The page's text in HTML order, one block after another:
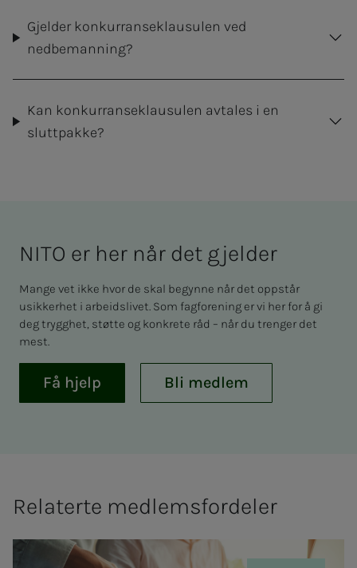
Gjelder konkurranseklausulen ved
nedbemanning?
Kan konkurranseklausulen avtales i en
sluttpakke?
NITO er her når det gjel­­­der
Mange vet ikke hvor de skal begynne når det oppstår
usikkerhet i arbeidslivet. Som fagforening er vi her for å gi
deg trygghet, støtte og konkrete råd – når du trenger det
mest.
Få hjelp Bli medlem
Relaterte medlemsfordeler